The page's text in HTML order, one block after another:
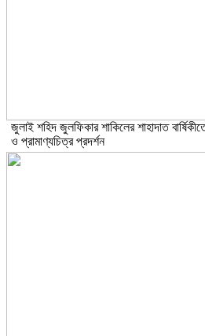
​জুলাই শহিদ জুলফিকার শাকিলের শাহাদাত
ও প্রামাণ্যচিত্র প্রদর্শন